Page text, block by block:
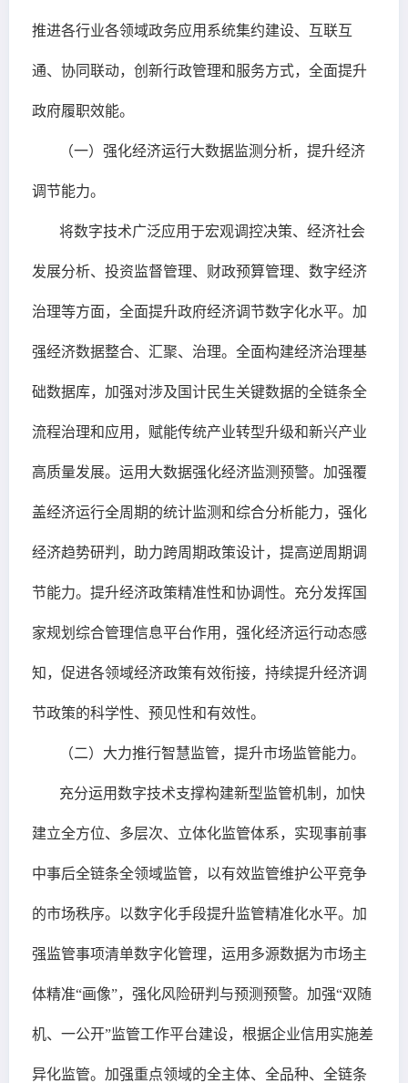
推进各行业各领域政务应用系统集约建设、互联互
通、协同联动，创新行政管理和服务方式，全面提升
政府履职效能。
（一）强化经济运行大数据监测分析，提升经济
调节能力。
将数字技术广泛应用于宏观调控决策、经济社会
发展分析、投资监督管理、财政预算管理、数字经济
治理等方面，全面提升政府经济调节数字化水平。加
强经济数据整合、汇聚、治理。全面构建经济治理基
础数据库，加强对涉及国计民生关键数据的全链条全
流程治理和应用，赋能传统产业转型升级和新兴产业
高质量发展。运用大数据强化经济监测预警。加强覆
盖经济运行全周期的统计监测和综合分析能力，强化
经济趋势研判，助力跨周期政策设计，提高逆周期调
节能力。提升经济政策精准性和协调性。充分发挥国
家规划综合管理信息平台作用，强化经济运行动态感
知，促进各领域经济政策有效衔接，持续提升经济调
节政策的科学性、预见性和有效性。
（二）大力推行智慧监管，提升市场监管能力。
充分运用数字技术支撑构建新型监管机制，加快
建立全方位、多层次、立体化监管体系，实现事前事
中事后全链条全领域监管，以有效监管维护公平竞争
的市场秩序。以数字化手段提升监管精准化水平。加
强监管事项清单数字化管理，运用多源数据为市场主
体精准“画像”，强化风险研判与预测预警。加强“双随
机、一公开”监管工作平台建设，根据企业信用实施差
异化监管。加强重点领域的全主体、全品种、全链条